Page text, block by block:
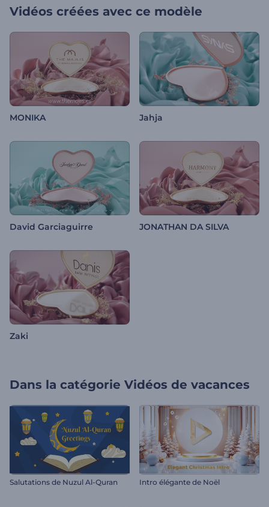
Vidéos créées avec ce modèle
MONIKA Jahja
David Garciaguirre JONATHAN DA SILVA
Zaki
Dans la catégorie Vidéos de vacances
Salutations de Nuzul Al-Quran Intro élégante de Noël